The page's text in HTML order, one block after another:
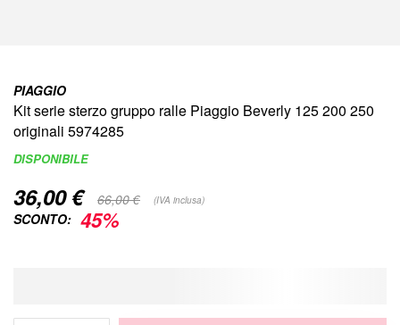
della
galleria
di
PIAGGIO
Kit serie sterzo gruppo ralle Piaggio Beverly 125 200 250
originali 5974285
DISPONIBILE
Special
Price
36,00 € 66,00 € (IVA inclusa)
SCONTO: 45%